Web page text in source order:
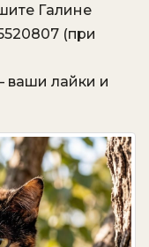
Галине
(при
ваши лайки и